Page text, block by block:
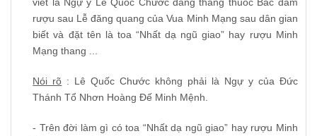
rượu sau Lễ đăng quang của Vua Minh Mạng sau dân gian
biết và đặt tên là toa “Nhất dạ ngũ giao” hay rượu Minh
Mạng thang ...
Nói rõ : Lê Quốc Chước không phải là Ngự y của Đức
Thánh Tổ Nhơn Hoàng Đế Minh Mệnh.
- Trên đời làm gì có toa “Nhất dạ ngũ giao” hay rượu Minh